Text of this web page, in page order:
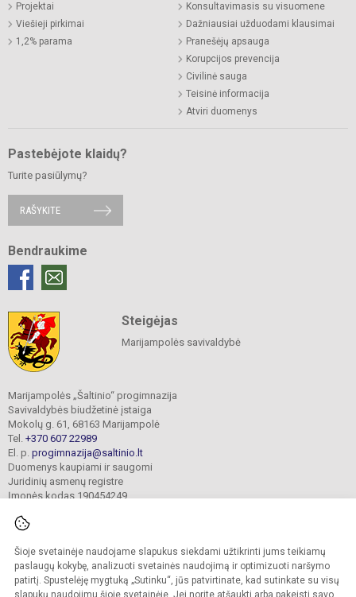
Šioje svetainėje naudojame slapukus siekdami užtikrinti jums teikiamų
paslaugų kokybę, analizuoti svetainės naudojimą ir optimizuoti naršymo
patirtį. Spustelėję mygtuką „Sutinku“, jūs patvirtinate, kad sutinkate su visų
slapukų naudojimu šioje svetainėje. Jei norite atšaukti arba pakeisti savo
Projektai
Viešieji pirkimai
1,2% parama
Konsultavimasis su visuomene
Dažniausiai užduodami klausimai
Pranešėjų apsauga
Korupcijos prevencija
Civilinė sauga
Teisinė informacija
Atviri duomenys
Pastebėjote klaidų?
Turite pasiūlymų?
RAŠYKITE
Bendraukime
Steigėjas
Marijampolės savivaldybė
Marijampolės „Šaltinio“ progimnazija
Savivaldybės biudžetinė įstaiga
Mokolų g. 61, 68163 Marijampolė
Tel. +370 607 22989
El. p. progimnazija@saltinio.lt
Duomenys kaupiami ir saugomi
Juridinių asmenų registre
Įmonės kodas 190454249
© 2024. Marijampolės „Šaltinio“ progimnazija. Visos teisės saugomos.
Kopijuoti turinį be raštiško gimnazijos sutikimo griežtai draudžiama.
Prieinamumo paraiška Slapukų valdymas